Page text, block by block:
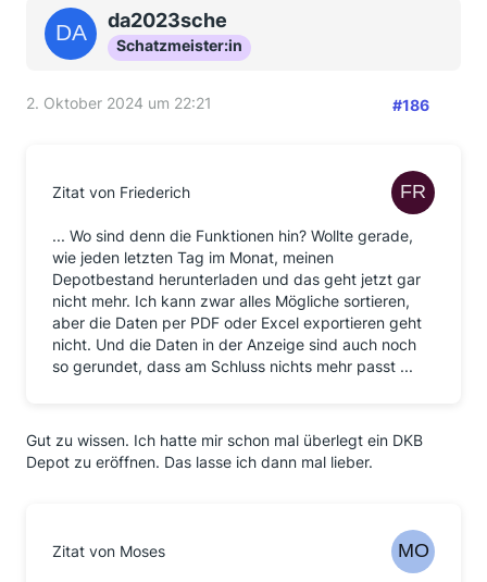
da2023sche
Schatzmeister:in
2. Oktober 2024 um 22:21 #186
Zitat von Friederich
... Wo sind denn die Funktionen hin? Wollte gerade,
wie jeden letzten Tag im Monat, meinen
Depotbestand herunterladen und das geht jetzt gar
nicht mehr. Ich kann zwar alles Mögliche sortieren,
aber die Daten per PDF oder Excel exportieren geht
nicht. Und die Daten in der Anzeige sind auch noch
so gerundet, dass am Schluss nichts mehr passt ...
Gut zu wissen. Ich hatte mir schon mal überlegt ein DKB
Depot zu eröffnen. Das lasse ich dann mal lieber.
Zitat von Moses